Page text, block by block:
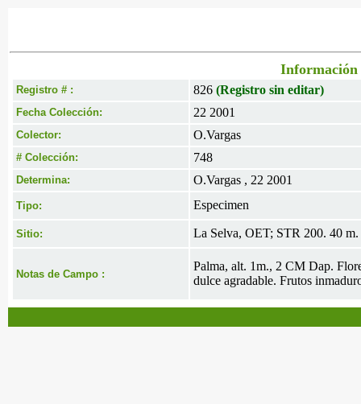
Información
Registro # : 826 (Registro sin editar)
Fecha Colección: 22 2001
Colector: O.Vargas
# Colección: 748
Determina: O.Vargas , 22 2001
Tipo: Especimen
Sitio: La Selva, OET; STR 200. 40 m.
Notas de Campo :
Palma, alt. 1m., 2 CM Dap.
dulce agradable. Frutos